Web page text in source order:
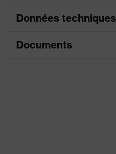
Données techniques
couleur de
Documents